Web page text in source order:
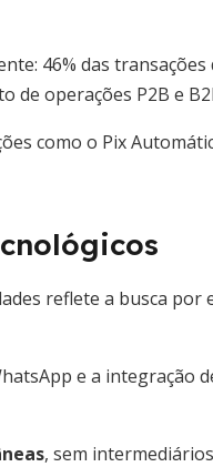
46% das
de operações P2B e
como o Pix
reflete a busca por
e a integração
, sem